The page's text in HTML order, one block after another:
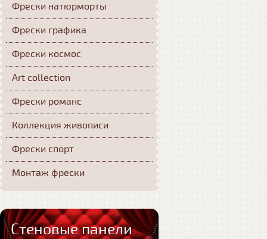
Фрески натюрморты
Фрески графика
Фрески космос
Art collection
Фрески романс
Коллекция живописи
Фрески спорт
Монтаж фрески
Стеновые панели